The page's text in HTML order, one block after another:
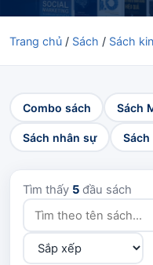
Trang chủ / Sách / Sách
Combo sách Sách
Sách nhân sự Sách
Tìm thấy 5 đầu sách